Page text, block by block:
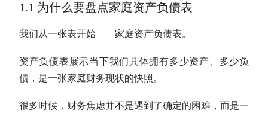
1.1 为什么要盘点家庭资产负债表
我们从一张表开始——家庭资产负债表。
资产负债表展示当下我们具体拥有多少资产、多少负
债，是一张家庭财务现状的快照。
很多时候，财务焦虑并不是遇到了确定的困难，而是一